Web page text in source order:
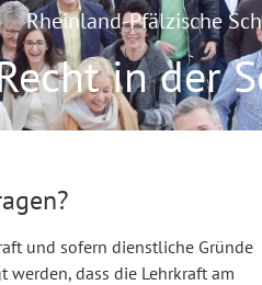
Rheinland-Pfälzische
in der
und sofern dienstliche Gründe
dass die Lehrkraft am